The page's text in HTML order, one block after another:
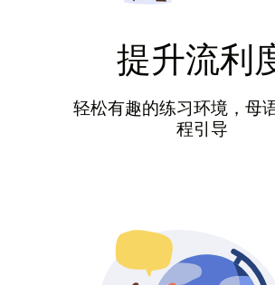
提升流利
轻松有趣的练习环境，母
程引导